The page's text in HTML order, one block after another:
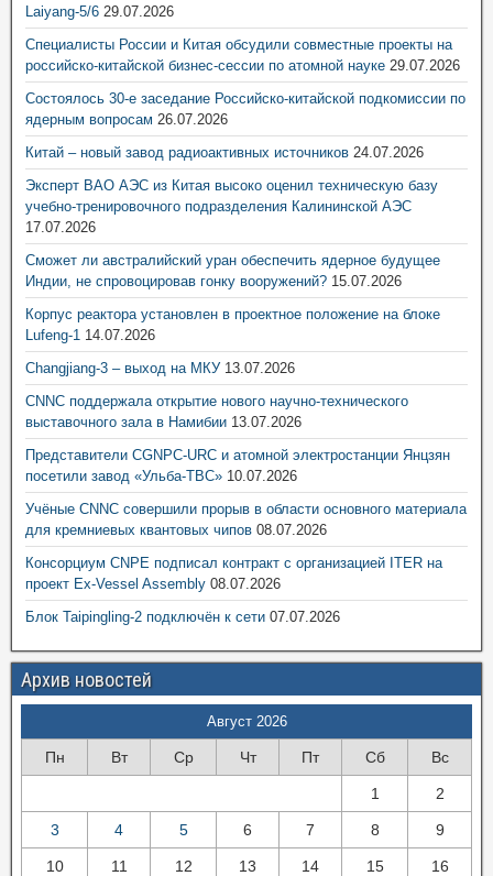
Laiyang-5/6 29.07.2026
Специалисты России и Китая обсудили совместные проекты на
российско-китайской бизнес-сессии по атомной науке 29.07.2026
Состоялось 30-е заседание Российско-китайской подкомиссии по
ядерным вопросам 26.07.2026
Китай – новый завод радиоактивных источников 24.07.2026
Эксперт ВАО АЭС из Китая высоко оценил техническую базу
учебно-тренировочного подразделения Калининской АЭС
17.07.2026
Сможет ли австралийский уран обеспечить ядерное будущее
Индии, не спровоцировав гонку вооружений? 15.07.2026
Корпус реактора установлен в проектное положение на блоке
Lufeng-1 14.07.2026
Changjiang-3 – выход на МКУ 13.07.2026
CNNC поддержала открытие нового научно-технического
выставочного зала в Намибии 13.07.2026
Представители CGNPC-URC и атомной электростанции Янцзян
посетили завод «Ульба-ТВС» 10.07.2026
Учёные CNNC совершили прорыв в области основного материала
для кремниевых квантовых чипов 08.07.2026
Консорциум CNPE подписал контракт с организацией ITER на
проект Ex-Vessel Assembly 08.07.2026
Блок Taipingling-2 подключён к сети 07.07.2026
Архив новостей
Август 2026
Пн Вт Ср Чт Пт Сб Вс
1 2
3 4 5 6 7 8 9
10 11 12 13 14 15 16